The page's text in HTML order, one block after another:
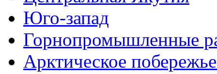
Юго-запад
Горнопромышленные
Арктическое